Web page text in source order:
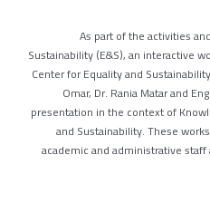
As part of the activities
Sustainability (E&S), an interactive
Center for Equality and
Omar, Dr. Rania Matar and
presentation in the context of
and Sustainability. These
academic and administrative